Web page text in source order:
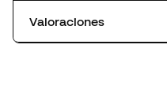
Valoraciones